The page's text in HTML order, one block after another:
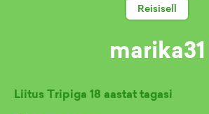
Reisisell
marika31
Liitus Tripiga 18 aastat tagasi